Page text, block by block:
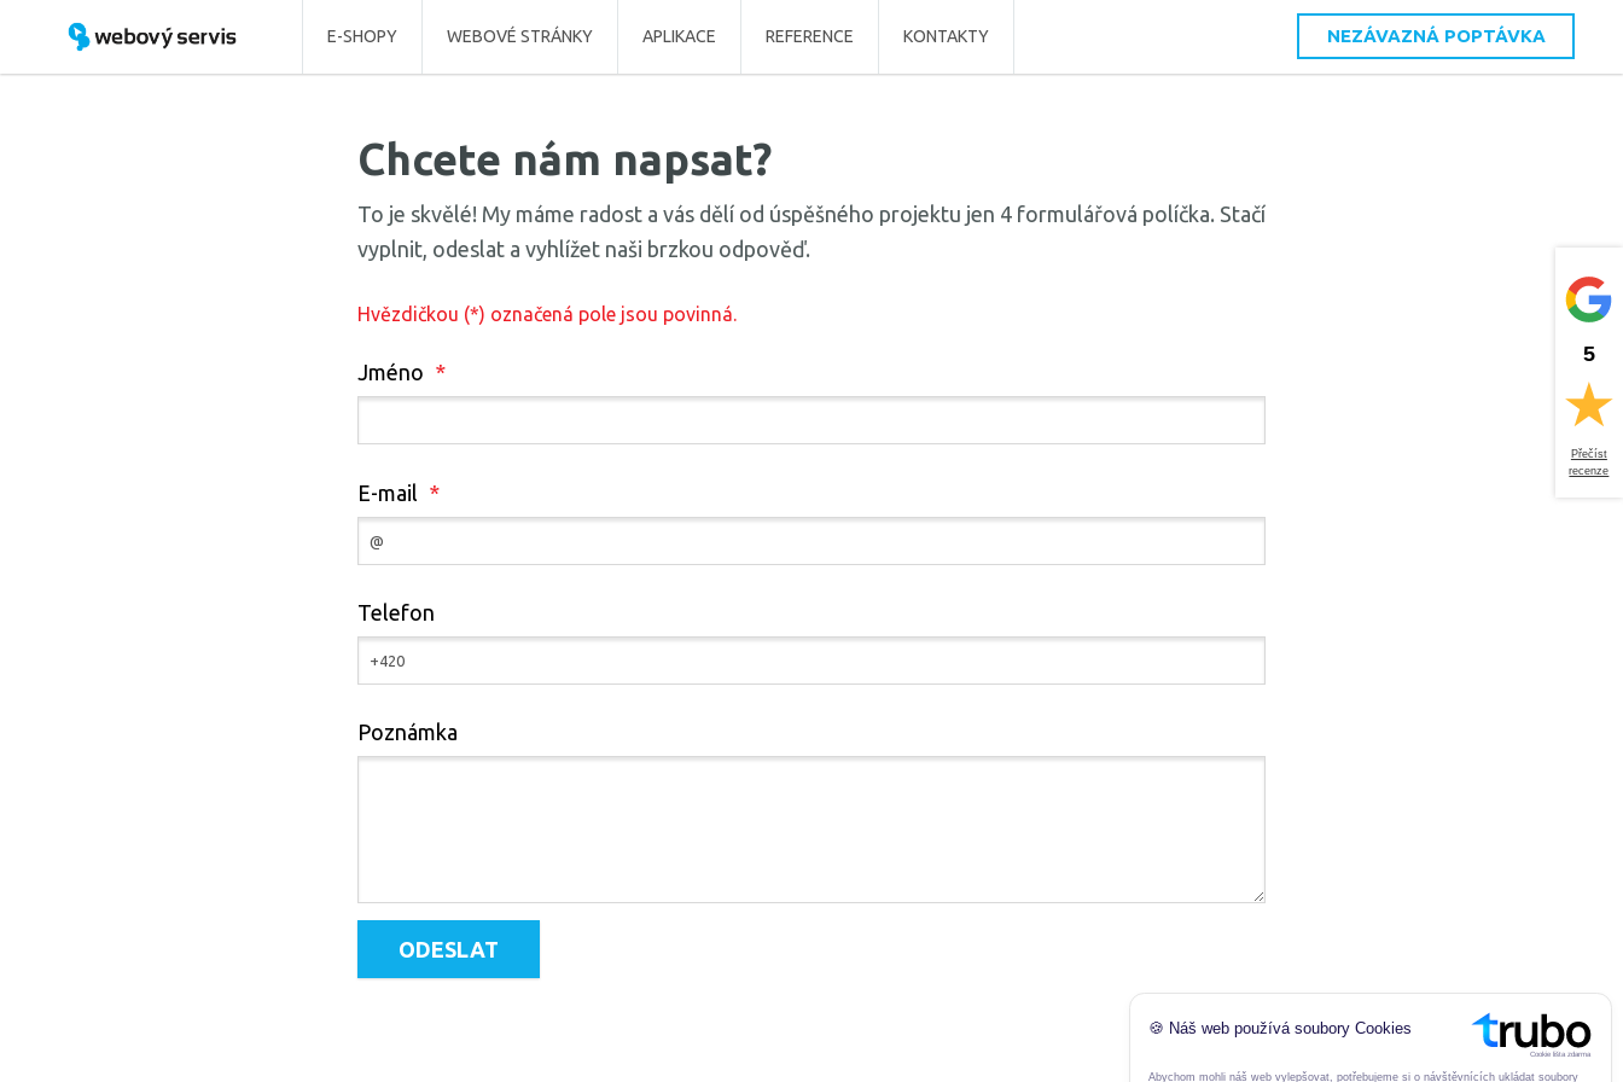
E-SHOPY WEBOVÉ STRÁNKY APLIKACE REFERENCE KONTAKTY NEZÁVAZNÁ POPTÁVKA
Chcete nám napsat?
To je skvělé! My máme radost a vás dělí od úspěšného projektu jen 4 formulářová políčka. Stačí
vyplnit, odeslat a vyhlížet naši brzkou odpověď.
Hvězdičkou (*) označená pole jsou povinná.
Jméno *
E-mail *
Telefon
Poznámka
5
Přečíst
recenze
Cookie lišta zdarma
🍪 Náš web používá soubory Cookies
Abychom mohli náš web vylepšovat, potřebujeme si o návštěvnících ukládat soubory